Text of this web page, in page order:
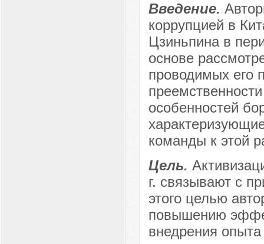
Введение.
коррупцией в
Цзиньпина в
основе
проводимых его
особенностей
команды к этой
Цель.
г. связывают с
этого целью
повышению
внедрения